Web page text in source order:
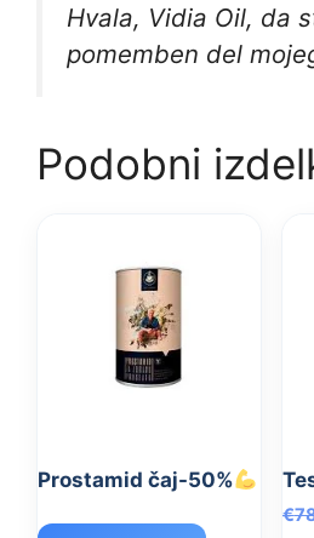
Hvala, Vidia Oil, da
pomemben del
Podobni
Prostamid čaj-50%
€